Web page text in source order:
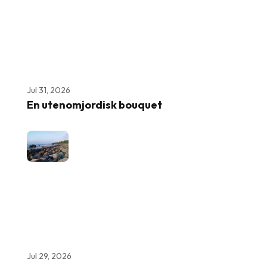
Jul 31, 2026
En utenomjordisk bouquet
Jul 29, 2026